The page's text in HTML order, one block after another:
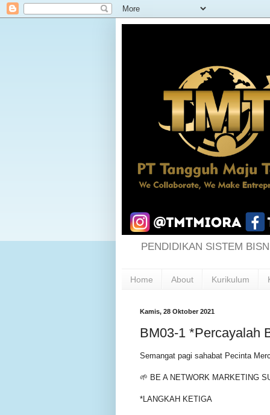
PENDIDIKAN SISTEM
Home About Kurikulum
Kamis, 28 Oktober 2021
BM03-1 *Percayalah
Semangat pagi sahabat Pecinta
🌱 BE A NETWORK MARKETING
*LANGKAH KETIGA